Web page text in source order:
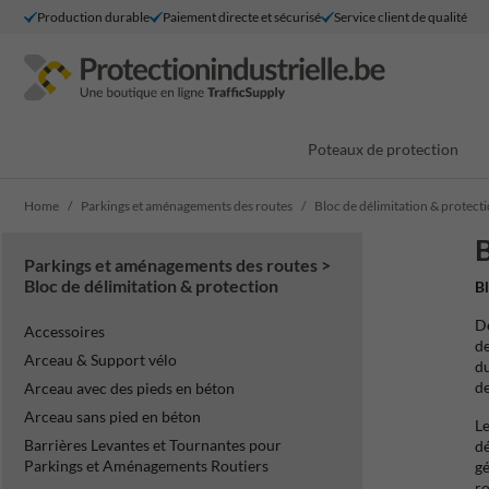
Production durable Paiement directe et sécurisé Service client de qualité
Poteaux de protection
Home Parkings et aménagements des routes Bloc de délimitation &
Parkings et aménagements des routes >
Bloc de délimitation & protection
Accessoires
Arceau & Support vélo
Arceau avec des pieds en béton
Arceau sans pied en béton
Barrières Levantes et Tournantes pour
Parkings et Aménagements Routiers